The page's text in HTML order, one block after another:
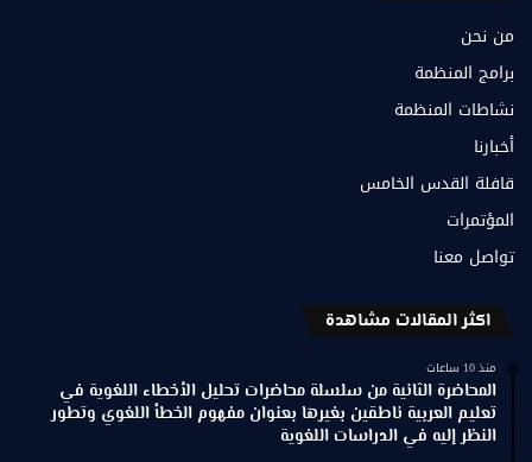
من نحن
برامج المنظمة
نشاطات المنظمة
أخبارنا
قافلة القدس الخامس
المؤتمرات
تواصل معنا
اكثر المقالات مشاهدة
منذ 10 ساعات
المحاضرة الثانية من سلسلة محاضرات تحليل الأخطاء اللغوية في
تعليم العربية ناطقين بغيرها بعنوان مفهوم الخطأ اللغوي وتطور
النظر إليه في الدراسات اللغوية